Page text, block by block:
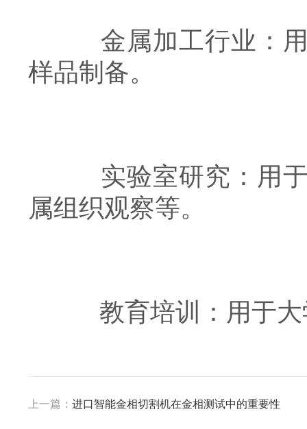
金属加工行业：用
样品制备。
实验室研究：用于
属组织观察等。
教育培训：用于大
上一篇： 进口智能金相切割机在金相测试中的重要性